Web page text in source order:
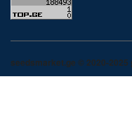
seedsmarket.ge © 2020-